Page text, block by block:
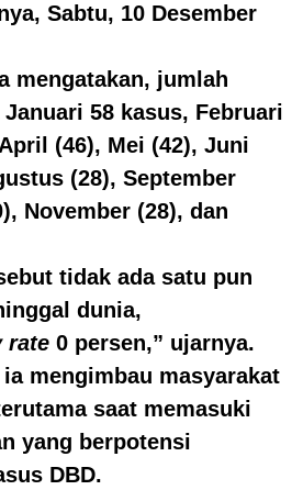
Sabtu, 10 Desember
mengatakan, jumlah
Januari 58 kasus, Februari
(46), Mei (42), Juni
(28), September
November (28), dan
tidak ada satu pun
dunia,
rate 0 persen,” ujarnya.
mengimbau masyarakat
saat memasuki
yang berpotensi
DBD.